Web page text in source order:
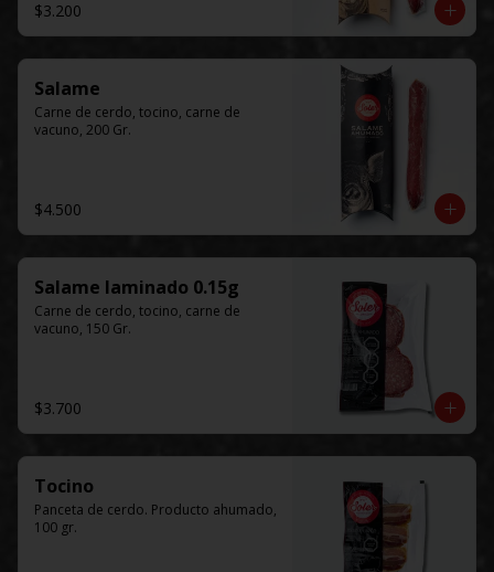
$3.200
Salame
Carne de cerdo, tocino, carne de
vacuno, 200 Gr.
$4.500
Salame laminado 0.15g
Carne de cerdo, tocino, carne de
vacuno, 150 Gr.
$3.700
Tocino
Panceta de cerdo. Producto ahumado,
100 gr.